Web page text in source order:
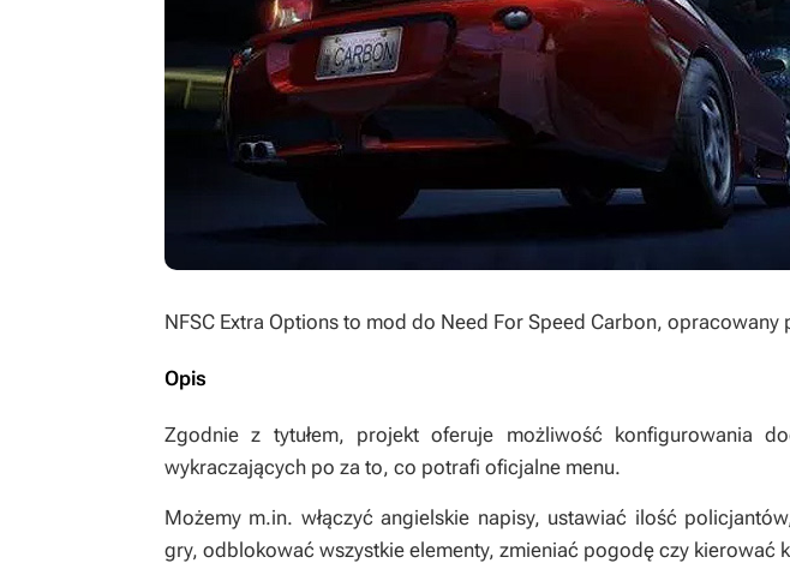
NFSC Extra Options to mod do Need For Speed Carbon, opracowany
Opis
Zgodnie z tytułem, projekt oferuje możliwość konfigurowania
wykraczających po za to, co potrafi oficjalne menu.
Możemy m.in. włączyć angielskie napisy, ustawiać ilość
gry, odblokować wszystkie elementy, zmieniać pogodę czy kierować